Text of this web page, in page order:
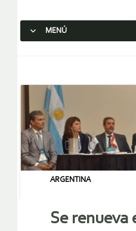
MENÚ
ARGENTINA
Se renueva